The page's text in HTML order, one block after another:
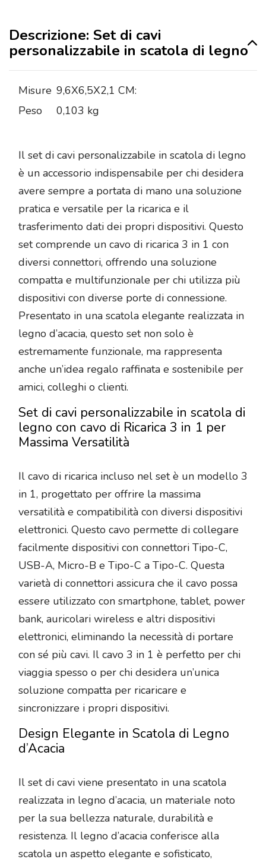
Descrizione: Set di cavi
personalizzabile in scatola di legno
Misure 9,6X6,5X2,1 CM:
Peso
0,103 kg
Il set di cavi personalizzabile in scatola di legno
è un accessorio indispensabile per chi desidera
avere sempre a portata di mano una soluzione
pratica e versatile per la ricarica e il
trasferimento dati dei propri dispositivi. Questo
set comprende un cavo di ricarica 3 in 1 con
diversi connettori, offrendo una soluzione
compatta e multifunzionale per chi utilizza più
dispositivi con diverse porte di connessione.
Presentato in una scatola elegante realizzata in
legno d’acacia, questo set non solo è
estremamente funzionale, ma rappresenta
anche un’idea regalo raffinata e sostenibile per
amici, colleghi o clienti.
Set di cavi personalizzabile in scatola di
legno con cavo di Ricarica 3 in 1 per
Massima Versatilità
Il cavo di ricarica incluso nel set è un modello 3
in 1, progettato per offrire la massima
versatilità e compatibilità con diversi dispositivi
elettronici. Questo cavo permette di collegare
facilmente dispositivi con connettori Tipo-C,
USB-A, Micro-B e Tipo-C a Tipo-C. Questa
varietà di connettori assicura che il cavo possa
essere utilizzato con smartphone, tablet, power
bank, auricolari wireless e altri dispositivi
elettronici, eliminando la necessità di portare
con sé più cavi. Il cavo 3 in 1 è perfetto per chi
viaggia spesso o per chi desidera un’unica
soluzione compatta per ricaricare e
sincronizzare i propri dispositivi.
Design Elegante in Scatola di Legno
d’Acacia
Il set di cavi viene presentato in una scatola
realizzata in legno d’acacia, un materiale noto
per la sua bellezza naturale, durabilità e
resistenza. Il legno d’acacia conferisce alla
scatola un aspetto elegante e sofisticato,